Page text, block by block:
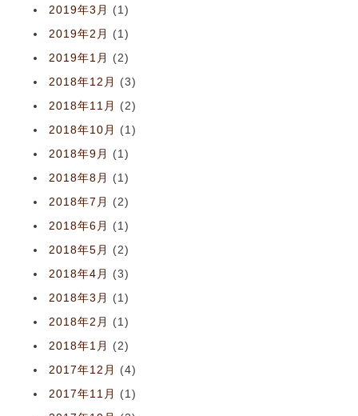
2019年3月
(1)
2019年2月
(1)
2019年1月
(2)
2018年12月
(3)
2018年11月
(2)
2018年10月
(1)
2018年9月
(1)
2018年8月
(1)
2018年7月
(2)
2018年6月
(1)
2018年5月
(2)
2018年4月
(3)
2018年3月
(1)
2018年2月
(1)
2018年1月
(2)
2017年12月
(4)
2017年11月
(1)